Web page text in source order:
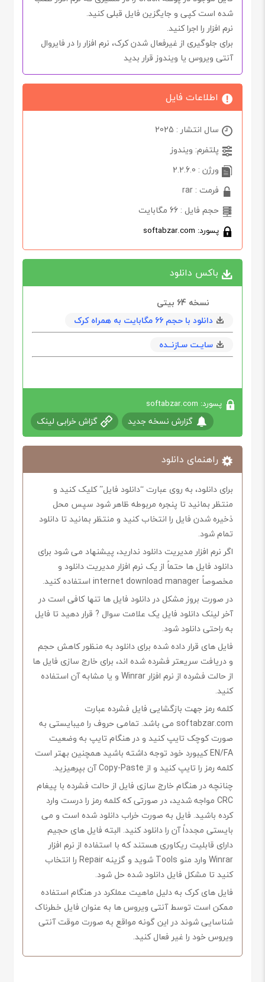
شده است کپی و جایگزین فایل قبلی کنید.
نرم افزار را اجرا کنید.
برای جلوگیری از غیرفعال شدنکرک، نرم افزار را درفایروال
آنتی ویروس یا ویندوزقرار بدید
اطلاعات فایل
سال انتشار : 2025
پلتفرم: ویندوز
ورژن : 2.2.6.0
فرمت : rar
حجم فایل : 66 مگابایت
پسورد: softabzar.com
باکس دانلود
نسخه 64‌ بیتی
دانلود با حجم 66 مگابايت به همراه کرک
سایـت سـازنــده
پسورد: softabzar.com
گزارش نسخه جدید گزاش خرابی لینک
راهنمای دانلود
برای دانلود، به روی عبارت “دانلود فایل” کلیک کنید و
منتظر بمانید تا پنجره مربوطه ظاهر شود سپس محل
ذخیره شدن فایل را انتخاب کنید و منتظر بمانید تا دانلود
تمام شود.
اگر نرم افزار مدیریت دانلود ندارید، پیشنهاد می شود برای
دانلود فایل ها حتماً از یک نرم افزار مدیریت دانلود و
مخصوصاً internet download manager استفاده کنید.
در صورت بروز مشکل در دانلود فایل ها تنها کافی است در
آخر لینک دانلود فایل یک علامت سوال ? قرار دهید تا فایل
به راحتی دانلود شود.
فایل های قرار داده شده برای دانلود به منظور کاهش حجم
و دریافت سریعتر فشرده شده اند، برای خارج سازی فایل ها
از حالت فشرده از نرم افزار Winrar و یا مشابه آن استفاده
کنید.
کلمه رمز جهت بازگشایی فایل فشرده عبارت
softabzar.com می باشد. تمامی حروف را میبایستی به
صورت کوچک تایپ کنید و در هنگام تایپ به وضعیت
EN/FA کیبورد خود توجه داشته باشید همچنین بهتر است
کلمه رمز را تایپ کنید و از Copy-Paste آن بپرهیزید.
چنانچه در هنگام خارج سازی فایل از حالت فشرده با پیغام
CRC مواجه شدید، در صورتی که کلمه رمز را درست وارد
کرده باشید. فایل به صورت خراب دانلود شده است و می
بایستی مجدداً آن را دانلود کنید. البته فایل های حجیم
دارای قابلیت ریکاوری هستند که با استفاده از نرم افزار
Winrar وارد منو Tools شوید و گزینه Repair را انتخاب
کنید تا مشکل فایل دانلود شده حل شود.
فایل های کرک به دلیل ماهیت عملکرد در هنگام استفاده
ممکن است توسط آنتی ویروس ها به عنوان فایل خطرناک
شناسایی شوند در این گونه مواقع به صورت موقت آنتی
ویروس خود را غیر فعال کنید.